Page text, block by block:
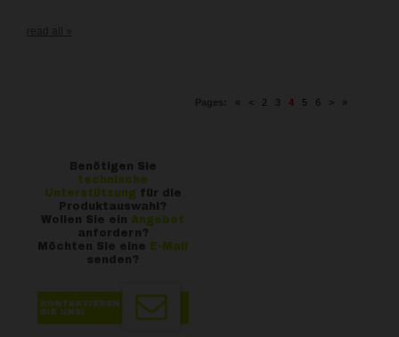
read all »
Pages: « < 2 3 4 5 6 > »
Benötigen Sie
technische
Unterstützung für die
Produktauswahl?
Wollen Sie ein Angebot
anfordern?
Möchten Sie eine
E-Mail
senden?